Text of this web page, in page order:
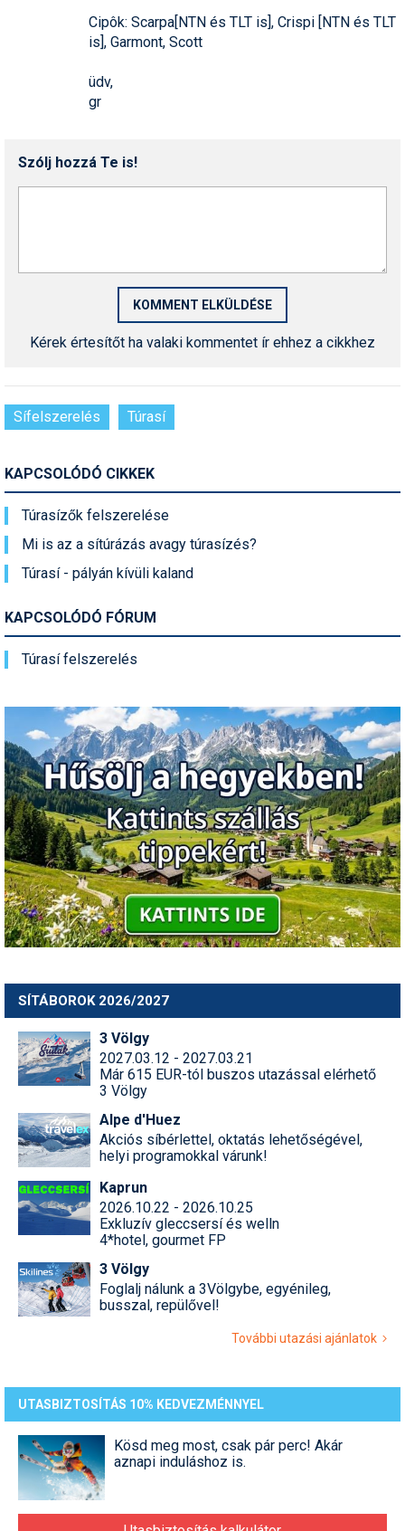
Cipôk: Scarpa[NTN és TLT is], Crispi [NTN és TLT
is], Garmont, Scott
üdv,
gr
Szólj hozzá Te is!
Kérek értesítőt ha valaki kommentet ír ehhez a cikkhez
Sífelszerelés Túrasí
KAPCSOLÓDÓ CIKKEK
Túrasízők felszerelése
Mi is az a sítúrázás avagy túrasízés?
Túrasí - pályán kívüli kaland
KAPCSOLÓDÓ FÓRUM
Túrasí felszerelés
SÍTÁBOROK 2026/2027
3 Völgy
2027.03.12 - 2027.03.21
Már 615 EUR-tól buszos utazással elérhető
3 Völgy
Alpe d'Huez
Akciós síbérlettel, oktatás lehetőségével,
helyi programokkal várunk!
Kaprun
2026.10.22 - 2026.10.25
Exkluzív gleccsersí és welln
4*hotel, gourmet FP
3 Völgy
Foglalj nálunk a 3Völgybe, egyénileg,
busszal, repülővel!
További utazási ajánlatok
UTASBIZTOSÍTÁS 10% KEDVEZMÉNNYEL
Kösd meg most, csak pár perc! Akár
aznapi induláshoz is.